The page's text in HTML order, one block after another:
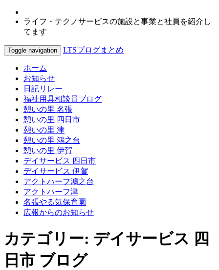
ライフ・テクノサービスの施設と事業と社員を紹介し
てます
Toggle navigation LTSブログまとめ
ホーム
お知らせ
日記リレー
福祉用具相談員ブログ
憩いの里 名張
憩いの里 四日市
憩いの里 津
憩いの里 鴻之台
憩いの里 伊賀
デイサービス 四日市
デイサービス 伊賀
アクトハーフ鴻之台
アクトハーフ津
名張やる気保育園
広報からのお知らせ
カテゴリー: デイサービス 四
日市 ブログ